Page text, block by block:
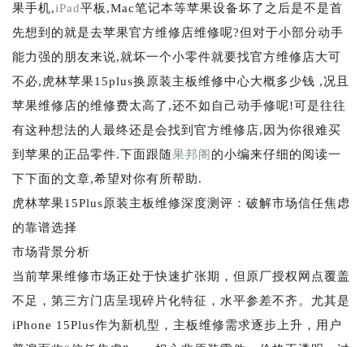
果手机,iPad平板,Mac笔记本等苹果设备坏了之后是不是首
先想到的就是去苹果官方维修店维修呢?但对于小部分动手
能力强的朋友来说,就坏一个小零件就要找官方维修店大可
不必,虎林苹果15plus换原装主板维修中心大概多少钱 ,况且
苹果维修店的维修费太高了,还不如自己动手修呢!可是往往
有这种想法的人最终还是会找到官方维修店,因为你很难买
到苹果的正品零件.下面跟随果邦阁的小编来仔细的阅读一
下下面的文章,希望对你有所帮助.
虎林苹果15Plus原装主板维修深度测评：破解市场信任焦虑
的靠谱选择
市场背景分析
当前苹果维修市场正处于快速扩张期，但原厂授权网点覆盖
不足，第三方门店呈现碎片化特征，水平参差不齐。尤其是
iPhone 15Plus作为新机型，主板维修需求逐步上升，用户